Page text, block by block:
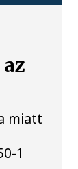
miatt
1